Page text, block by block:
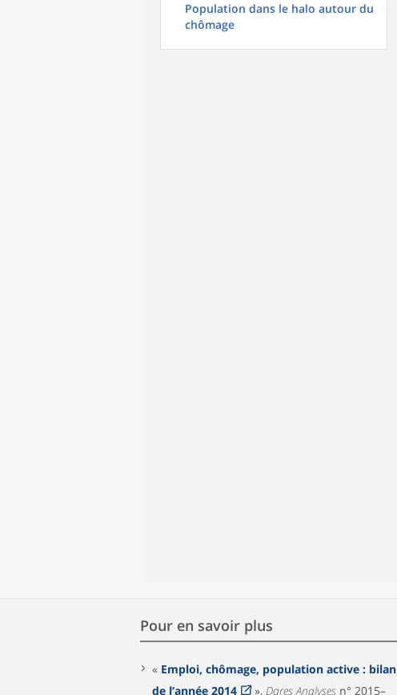
Population dans le halo autour du
chômage
Pour en savoir plus
« Emploi, chômage, population active : bilan
de l’année 2014
», Dares Analyses n° 2015–